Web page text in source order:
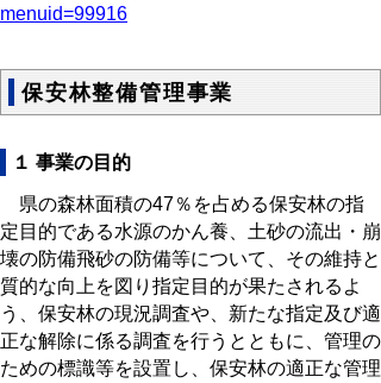
menuid=99916
保安林整備管理事業
１ 事業の目的
県の森林面積の47％を占める保安林の指
定目的である水源のかん養、土砂の流出・崩
壊の防備飛砂の防備等について、その維持と
質的な向上を図り指定目的が果たされるよ
う、保安林の現況調査や、新たな指定及び適
正な解除に係る調査を行うとともに、管理の
ための標識等を設置し、保安林の適正な管理